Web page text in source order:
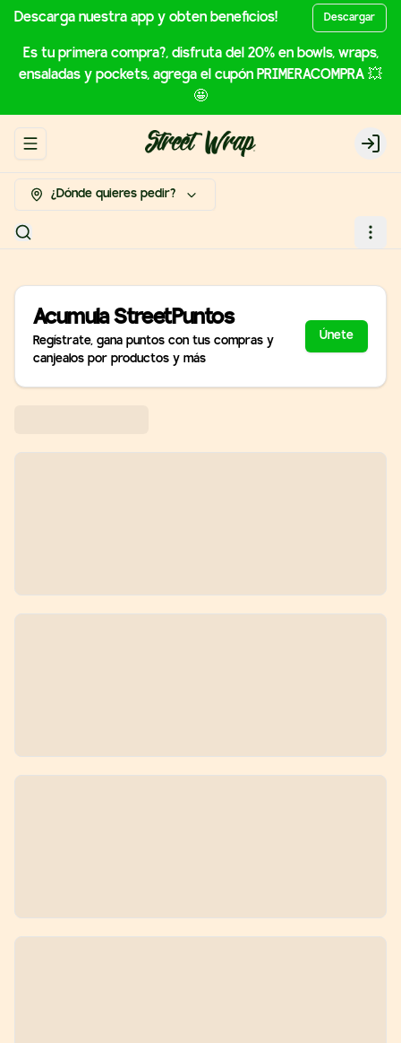
Descarga nuestra app y obten beneficios! Descargar
Es tu primera compra?, disfruta del 20% en bowls, wraps,
ensaladas y pockets, agrega el cupón PRIMERACOMPRA 💥
🤩
Abrir menu de navegación Login
¿Dónde quieres pedir?
AcumulaStreetPuntos
Regístrate, gana puntos con tus compras y
canjealos por productos y más
Únete